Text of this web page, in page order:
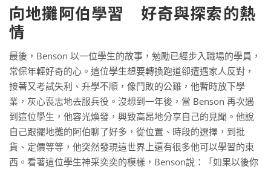
向地攤阿伯學習 好奇與探索的熱
情
最後，Benson 以一位學生的故事，勉勵已經步入職場的學員，
常保年輕好奇的心。這位學生想要轉換跑道卻遭遇家人反對，
接著又考試失利、升學不順，像鬥敗的公雞，他暫時放下學
業，灰心喪志地去服兵役。沒想到一年後，當 Benson 再次遇
到這位學生，他容光煥發，興致高昂地分享自己的見聞。他說
自己跟擺地攤的阿伯聊了好多，從位置、時段的選擇，到批
貨、定價等等，他突然發現這世界上還有很多他可以學習的東
西。看著這位學生神采奕奕的模樣，Benson說：「如果以後你